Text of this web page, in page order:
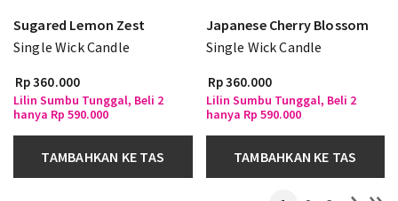
Sugared Lemon Zest
Single Wick Candle
Rp 360.000
Lilin Sumbu Tunggal, Beli 2
hanya Rp 590.000
TAMBAHKAN KE TAS
Japanese Cherry Blossom
Single Wick Candle
Rp 360.000
Lilin Sumbu Tunggal, Beli 2
hanya Rp 590.000
TAMBAHKAN KE TAS